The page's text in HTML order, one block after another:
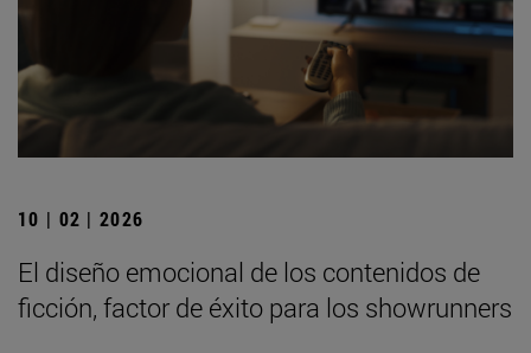
10 | 02 | 2026
El diseño emocional de los contenidos de
ficción, factor de éxito para los showrunners